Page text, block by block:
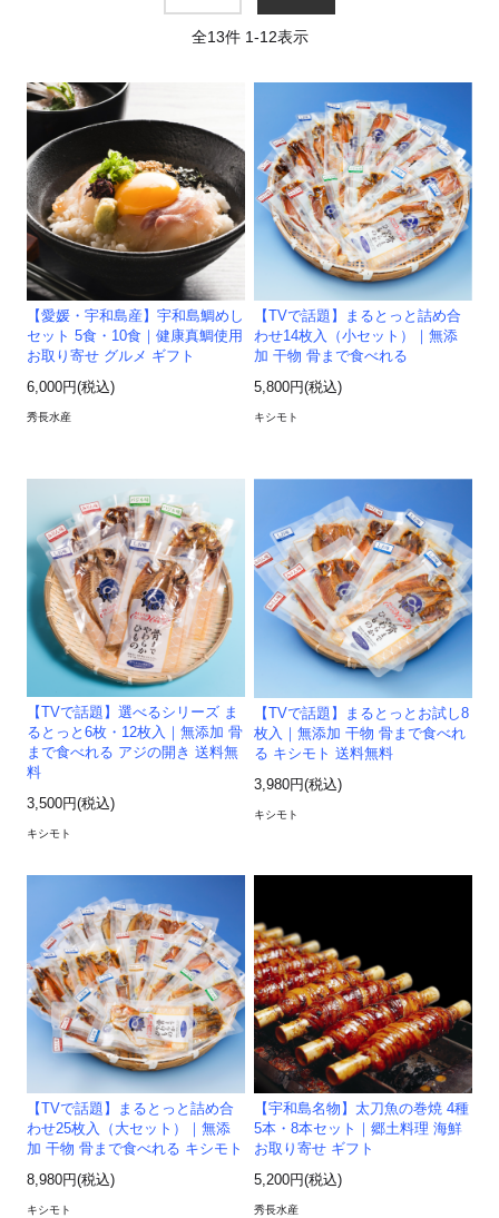
全13件 1-12表示
【愛媛・宇和島産】宇和島鯛めし
セット 5食・10食｜健康真鯛使用
お取り寄せ グルメ ギフト
6,000円(税込)
秀長水産
【TVで話題】まるとっと詰め合
わせ14枚入（小セット）｜無添
加 干物 骨まで食べれる
5,800円(税込)
キシモト
【TVで話題】選べるシリーズ ま
るとっと6枚・12枚入｜無添加 骨
まで食べれる アジの開き 送料無
料
3,500円(税込)
キシモト
【TVで話題】まるとっとお試し8
枚入｜無添加 干物 骨まで食べれ
る キシモト 送料無料
3,980円(税込)
キシモト
【TVで話題】まるとっと詰め合
わせ25枚入（大セット）｜無添
加 干物 骨まで食べれる キシモト
8,980円(税込)
キシモト
【宇和島名物】太刀魚の巻焼 4種
5本・8本セット｜郷土料理 海鮮
お取り寄せ ギフト
5,200円(税込)
秀長水産